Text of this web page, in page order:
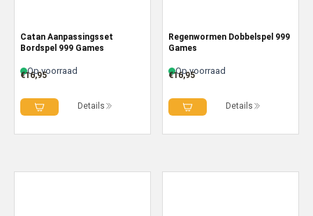
Catan Aanpassingsset
Bordspel 999 Games
Op voorraad
€16,95
Details
Regenwormen Dobbelspel 999
Games
Op voorraad
€16,95
Details